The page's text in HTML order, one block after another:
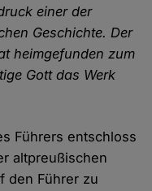
einer der
Geschichte. Der
heimgefunden zum
Gott das Werk
Führers entschloss
altpreußischen
den Führer zu